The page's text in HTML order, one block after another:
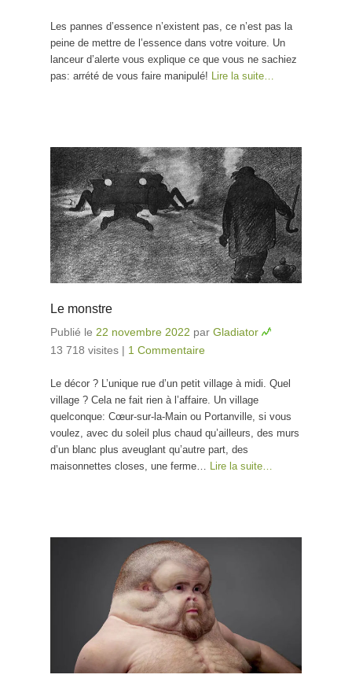
Les pannes d’essence n’existent pas, ce n’est pas la
peine de mettre de l’essence dans votre voiture. Un
lanceur d’alerte vous explique ce que vous ne sachiez
pas: arrété de vous faire manipulé!
Lire la suite…
Le monstre
Publié le 22 novembre 2022 par Gladiator
13 718 visites | 1 Commentaire
Le décor ? L’unique rue d’un petit village à midi. Quel
village ? Cela ne fait rien à l’affaire. Un village
quelconque: Cœur-sur-la-Main ou Portanville, si vous
voulez, avec du soleil plus chaud qu’ailleurs, des murs
d’un blanc plus aveuglant qu’autre part, des
maisonnettes closes, une ferme…
Lire la suite…